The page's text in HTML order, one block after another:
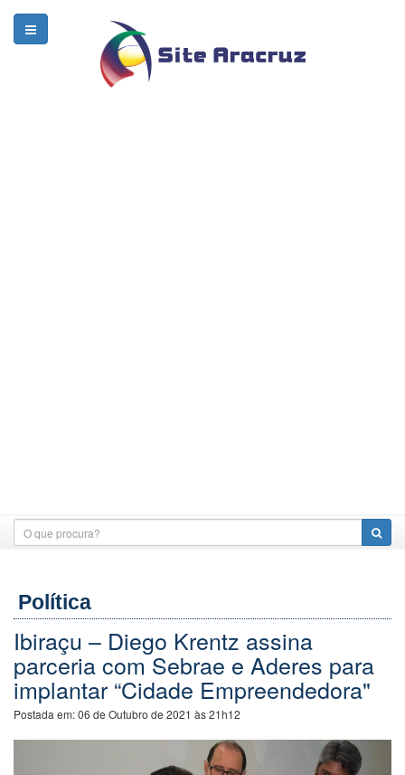
Política
Ibiraçu – Diego Krentz assina
parceria com Sebrae e Aderes para
implantar “Cidade Empreendedora"
Postada em:06 de Outubro de 2021 às 21h12